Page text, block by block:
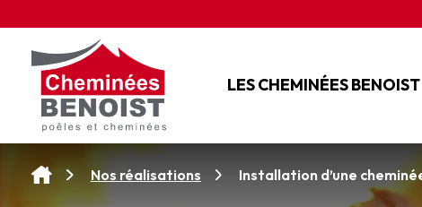
LES CHEMINÉES BENOIST
Nos réalisations Installation d’une